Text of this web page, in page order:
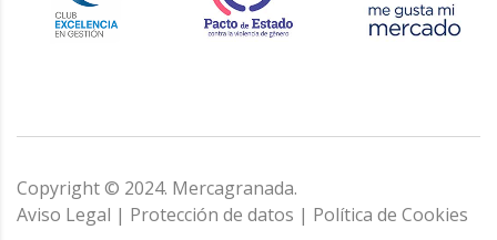
Copyright © 2024. Mercagranada.
Aviso Legal | Protección de datos | Política de Cookies